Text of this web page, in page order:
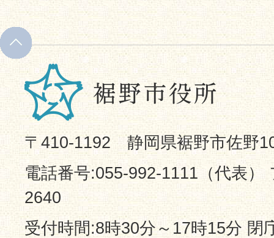
〒410-1192 静岡県裾野市佐野
電話番号:055-992-1111（代表）
2640
受付時間:8時30分～17時15分 閉